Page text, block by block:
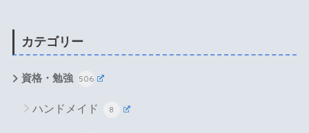
カテゴリー
資格・勉強 506
ハンドメイド 8